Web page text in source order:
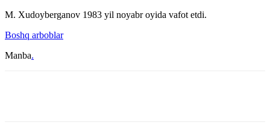
M. Xudoyberganov 1983 yil noyabr oyida vafot etdi.
Boshq arboblar
Manba.